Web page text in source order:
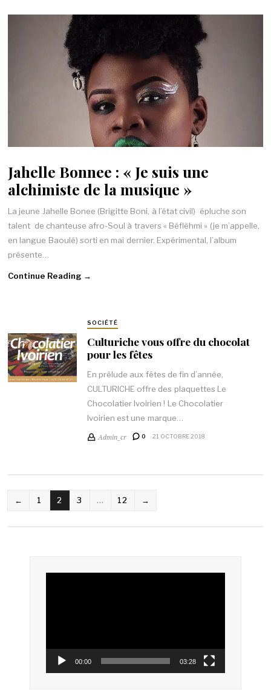
Jahelle Bonnee : « Je suis une
alchimiste de la musique »
La jeune Jahelle Bonee (Brigitte Boni, à l’état civil) épluche son
talent de chanteuse afro-Soul à travers « Béflèhmi » (je m’appelle,
en langue Baoulé) sorti en mai dernier. Expérimental, l’album
présente…
Continue Reading →
SOCIÉTÉ
Culturiche vous offre du chocolat
pour les fêtes
En prélude aux fêtes de fin d’année,
CULTURICHE offre des plaquettes Le
Chocolatier Ivoirien ! Le ChocoIatier
Ivoirien est une marque…
Admin_cr 0 21 OCTOBRE 2018
NAVIGATION
← 1 2 3 … 12 →
00:00 03:28